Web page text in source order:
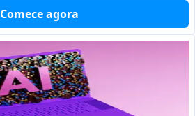
Comece agora